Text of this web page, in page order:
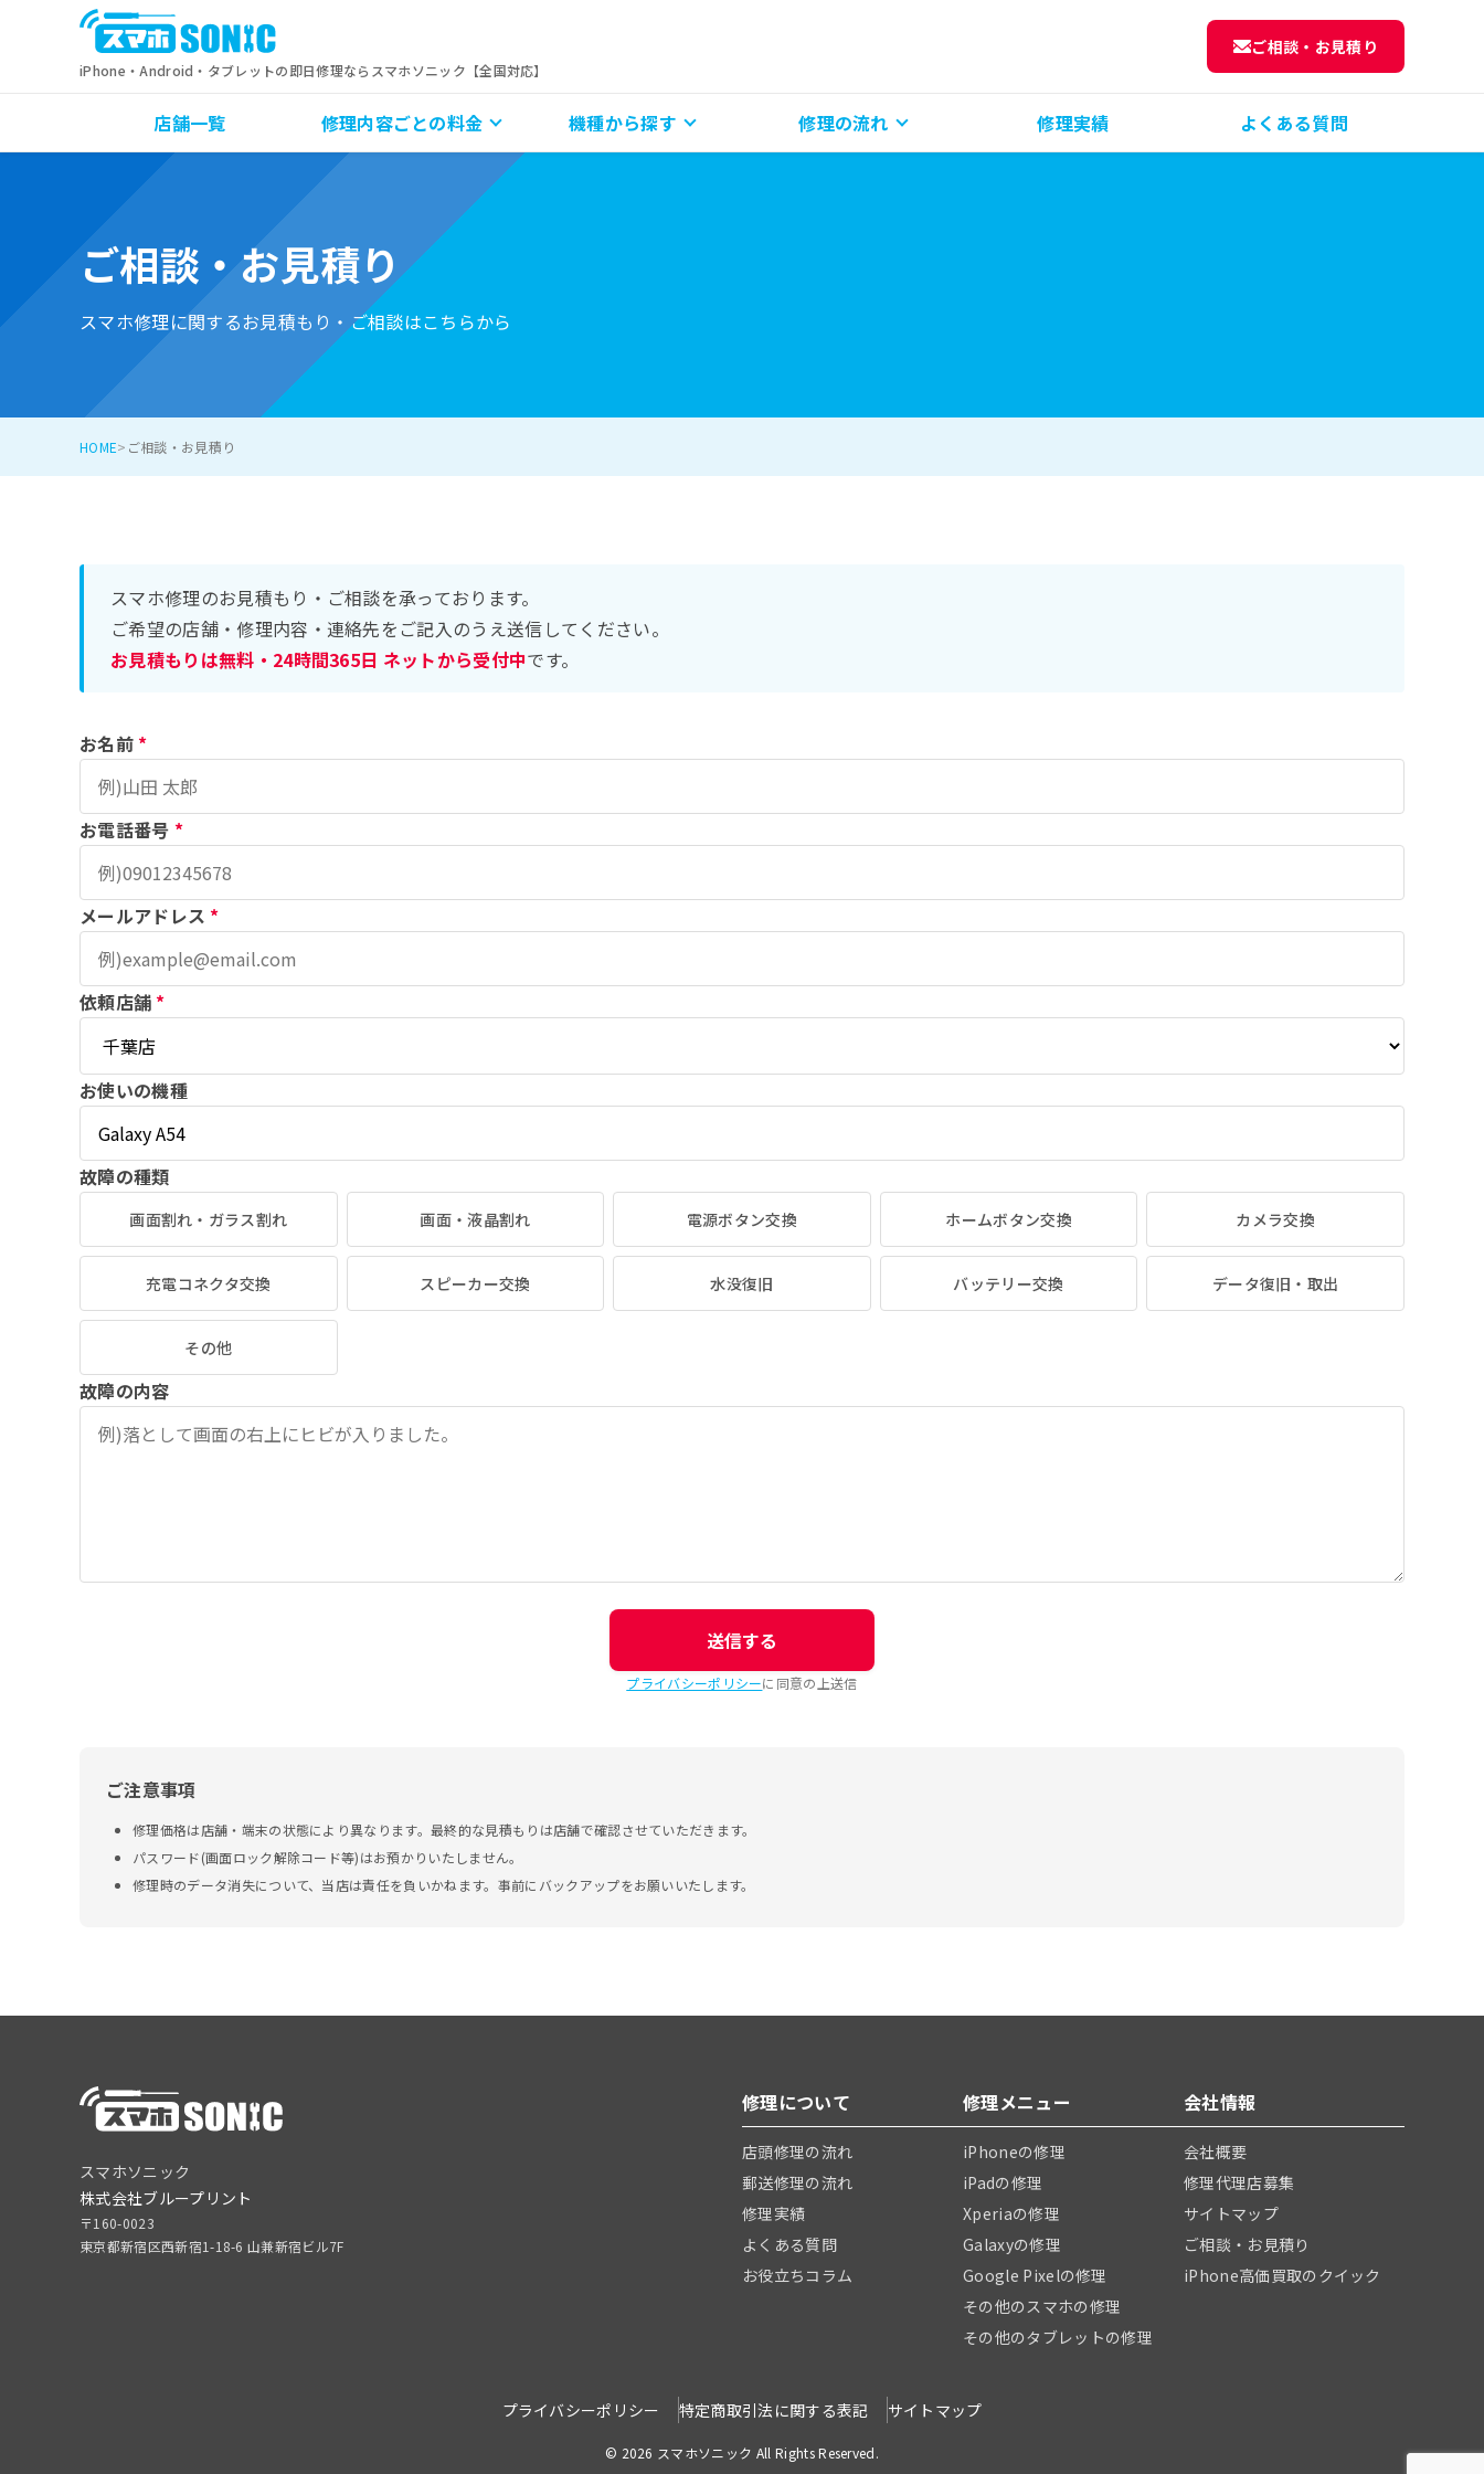
iPhone・Android・タブレットの即日修理ならスマホソニック【全国対応】
ご相談・お見積り
店舗一覧 修理内容ごとの料金 機種から探す 修理の流れ 修理実績 よくある質問
ご相談・お見積り
スマホ修理に関するお見積もり・ご相談はこちらから
HOME ご相談・お見積り
スマホ修理のお見積もり・ご相談を承っております。
ご希望の店舗・修理内容・連絡先をご記入のうえ送信してください。
お見積もりは無料・24時間365日 ネットから受付中です。
お名前 *
お電話番号 *
メールアドレス *
依頼店舗 *
お使いの機種
故障の種類
画面割れ・ガラス割れ 画面・液晶割れ 電源ボタン交換 ホームボタン交換 カメラ交換
充電コネクタ交換 スピーカー交換 水没復旧 バッテリー交換 データ復旧・取出
その他
故障の内容
送信する
プライバシーポリシーに同意の上送信
ご注意事項
修理価格は店舗・端末の状態により異なります。最終的な見積もりは店舗で確認させていただきます。
パスワード(画面ロック解除コード等)はお預かりいたしません。
修理時のデータ消失について、当店は責任を負いかねます。事前にバックアップをお願いいたします。
スマホソニック
株式会社ブループリント
〒160-0023
東京都新宿区西新宿1-18-6 山兼新宿ビル7F
修理について
店頭修理の流れ
郵送修理の流れ
修理実績
よくある質問
お役立ちコラム
修理メニュー
iPhoneの修理
iPadの修理
Xperiaの修理
Galaxyの修理
Google Pixelの修理
その他のスマホの修理
その他のタブレットの修理
会社情報
会社概要
修理代理店募集
サイトマップ
ご相談・お見積り
iPhone高価買取のクイック
プライバシーポリシー 特定商取引法に関する表記 サイトマップ
© 2026 スマホソニック All Rights Reserved.